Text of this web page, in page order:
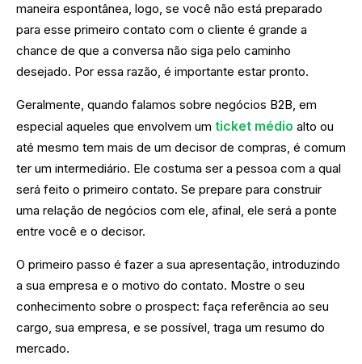
maneira espontânea, logo, se você não está preparado
para esse primeiro contato com o cliente é grande a
chance de que a conversa não siga pelo caminho
desejado. Por essa razão, é importante estar pronto.
Geralmente, quando falamos sobre negócios B2B, em
especial aqueles que envolvem um ticket médio alto ou
até mesmo tem mais de um decisor de compras, é comum
ter um intermediário. Ele costuma ser a pessoa com a qual
será feito o primeiro contato. Se prepare para construir
uma relação de negócios com ele, afinal, ele será a ponte
entre você e o decisor.
O primeiro passo é fazer a sua apresentação, introduzindo
a sua empresa e o motivo do contato. Mostre o seu
conhecimento sobre o prospect: faça referência ao seu
cargo, sua empresa, e se possível, traga um resumo do
mercado.